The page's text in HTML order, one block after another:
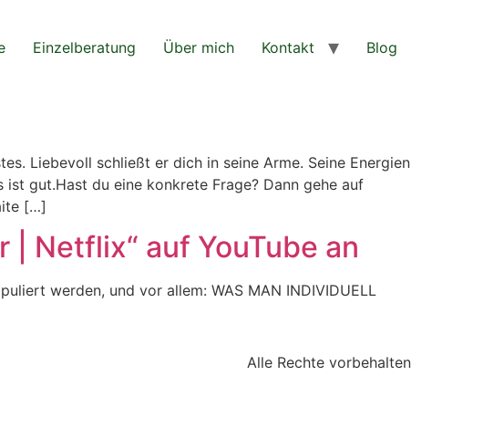
Einzelberatung Über mich Kontakt Blog
Liebevoll schließt er dich in seine Arme. Seine Energien
gut.Hast du eine konkrete Frage? Dann gehe auf
[…]
| Netflix“ auf YouTube an
werden, und vor allem: WAS MAN INDIVIDUELL
Alle Rechte vorbehalten